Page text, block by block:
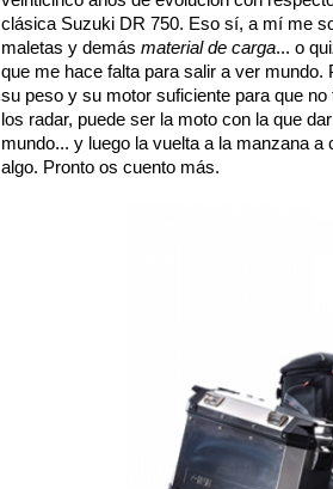
clásica Suzuki DR 750. Eso sí, a mí me
maletas y demás material de carga... o
que me hace falta para salir a ver mundo.
su peso y su motor suficiente para que no
los radar, puede ser la moto con la que
mundo... y luego la vuelta a la manzana a
algo. Pronto os cuento más.